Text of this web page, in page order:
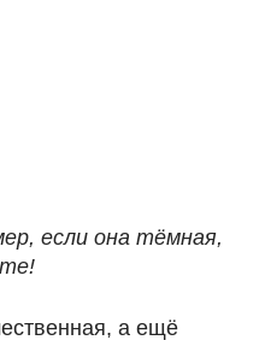
если она тёмная,
а ещё